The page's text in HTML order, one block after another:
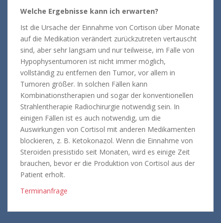
Welche Ergebnisse kann ich erwarten?
Ist die Ursache der Einnahme von Cortison über Monate
auf die Medikation verändert zurückzutreten vertauscht
sind, aber sehr langsam und nur teilweise, im Falle von
Hypophysentumoren ist nicht immer möglich,
vollständig zu entfernen den Tumor, vor allem in
Tumoren größer. In solchen Fällen kann
Kombinationstherapien und sogar der konventionellen
Strahlentherapie Radiochirurgie notwendig sein. In
einigen Fällen ist es auch notwendig, um die
Auswirkungen von Cortisol mit anderen Medikamenten
blockieren, z. B. Ketokonazol. Wenn die Einnahme von
Steroiden presistido seit Monaten, wird es einige Zeit
brauchen, bevor er die Produktion von Cortisol aus der
Patient erholt.
Terminanfrage